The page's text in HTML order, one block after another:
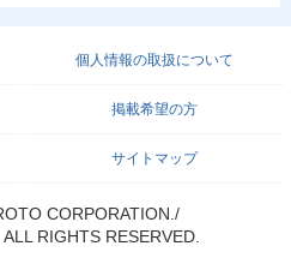
個人情報の取扱について
掲載希望の方
サイトマップ
CORPORATION./
RIGHTS RESERVED.